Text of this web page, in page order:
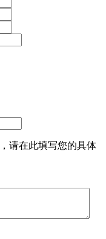
请在此填写您的具体